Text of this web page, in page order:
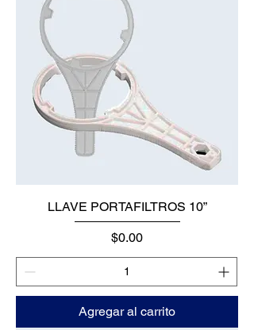
LLAVE PORTAFILTROS 10”
Precio
$0.00
Agregar al carrito